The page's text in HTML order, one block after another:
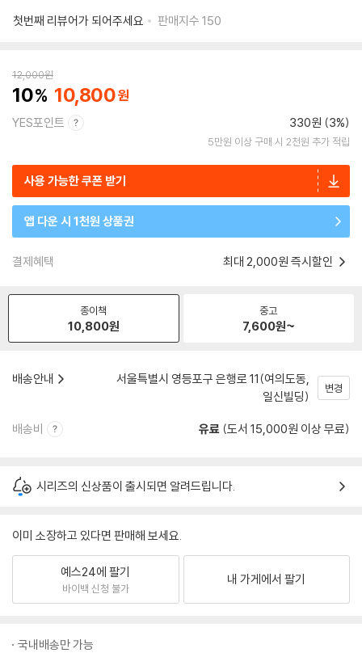
첫번째 리뷰어가 되어주세요
판매지수 150
12,000원
10 10,800
YES포인트 330원 (3%)
5만원 이상 구매 시 2천원 추가 적립
사용 가능한 쿠폰 받기
앱 다운 시 1천원 상품권
결제혜택 최대 2,000원 즉시할인
종이책
10,800원
중고
7,600원~
배송안내
서울특별시 영등포구 은행로 11(여의도동,
일신빌딩)
변경
배송비 유료 (도서 15,000원 이상 무료)
시리즈의 신상품이 출시되면 알려드립니다.
이미 소장하고 있다면 판매해 보세요.
예스24에 팔기
바이백 신청 불가
내 가게에서 팔기
국내배송만 가능